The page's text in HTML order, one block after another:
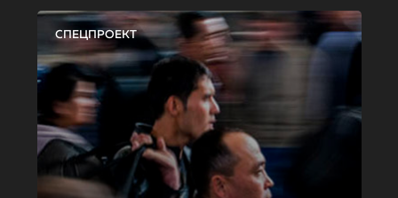
СПЕЦПРОЕКТ